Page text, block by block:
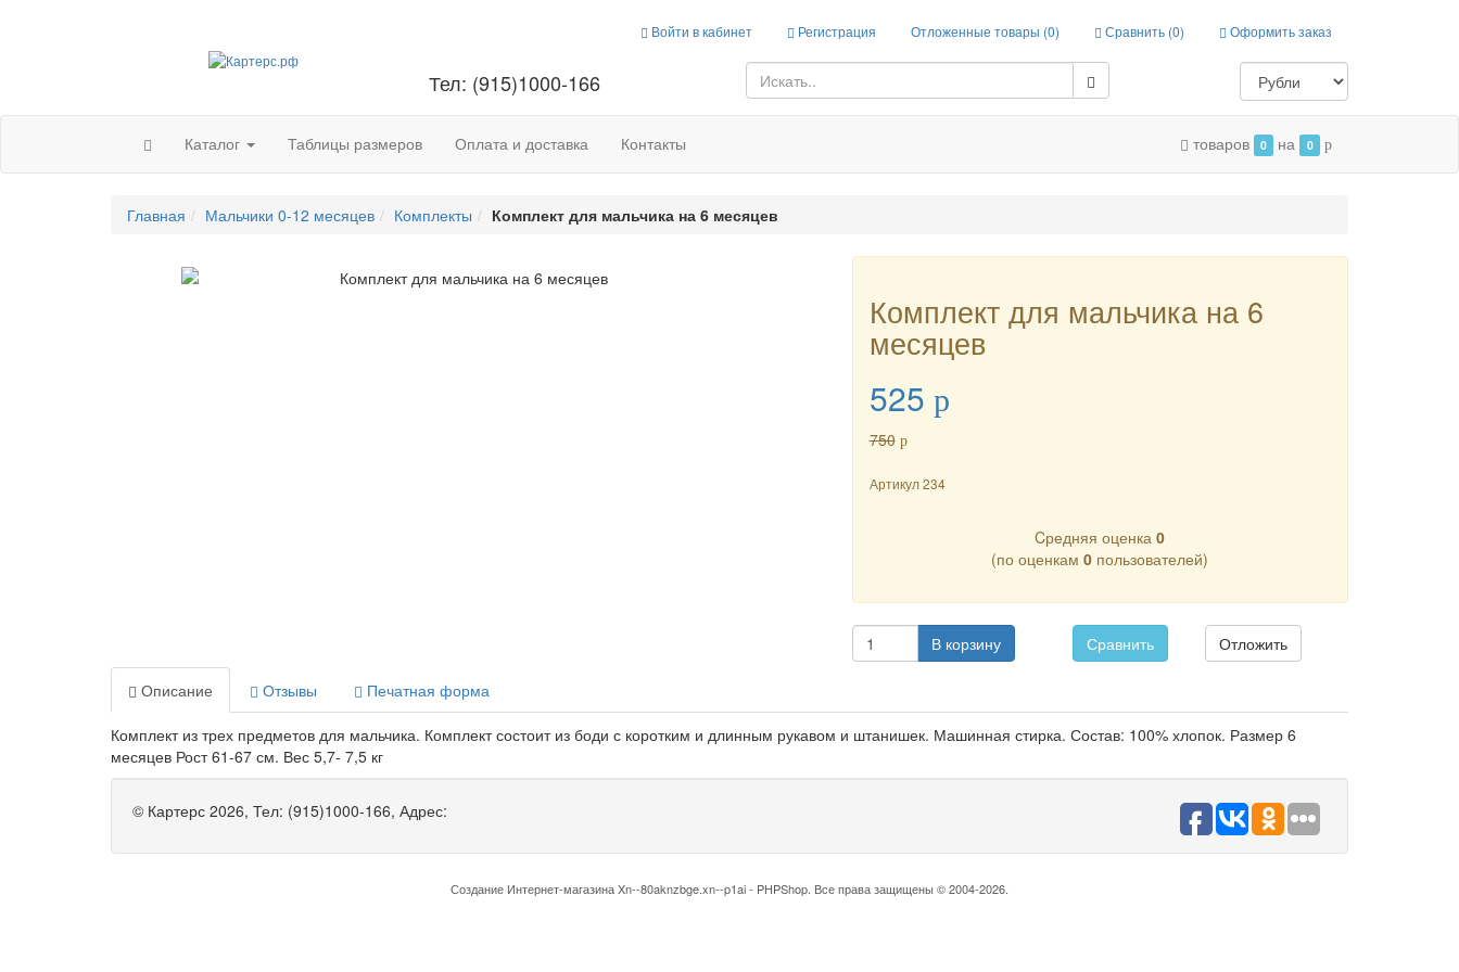
Войти в кабинет Регистрация Отложенные товары (0) Сравнить (0) Оформить заказ
Тел: (915)1000-166
Каталог Таблицы размеров Оплата и доставка Контакты товаров 0 на 0 p
Главная Мальчики 0-12 месяцев Комплекты Комплект для мальчика на 6 месяцев
Комплект для мальчика на 6
месяцев
525 p
750 p
Артикул234
Cредняя оценка0
(по оценкам0 пользователей)
В корзину Сравнить Отложить
Описание Отзывы Печатная форма
Комплект из трех предметов для мальчика. Комплект состоит из боди с коротким и длинным рукавом и штанишек. Машинная стирка. Состав: 100% хлопок. Размер 6
месяцев Рост 61-67 см. Вес 5,7- 7,5 кг
© Картерс 2026, Тел: (915)1000-166, Адрес:
Создание Интернет-магазинаXn--80aknzbge.xn--p1ai - PHPShop. Все права защищены © 2004-2026.